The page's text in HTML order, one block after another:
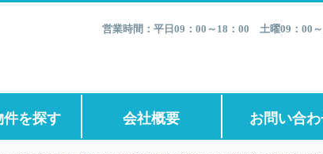
営業時間：平日09：00～18：00 土曜09：
件を探す 会社概要 お問い合